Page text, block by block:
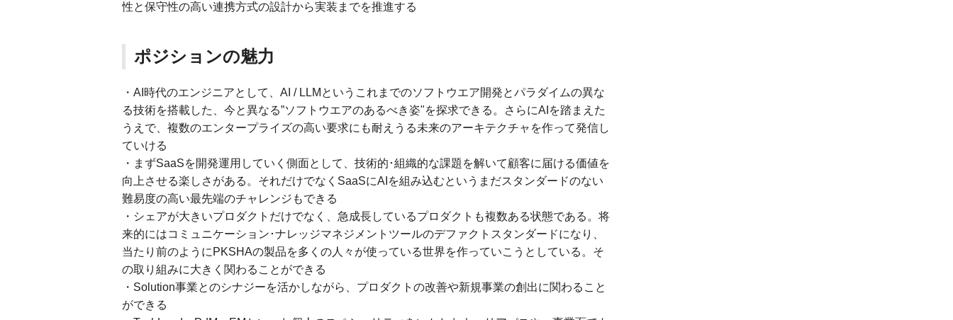
性と保守性の高い連携方式の設計から実装までを推進する
ポジションの魅力
・AI時代のエンジニアとして、AI / LLMというこれまでのソフトウエア開発とパラダイムの異な
る技術を搭載した、今と異なる”ソフトウエアのあるべき姿"を探求できる。さらにAIを踏まえた
うえで、複数のエンタープライズの高い要求にも耐えうる未来のアーキテクチャを作って発信し
ていける
・まずSaaSを開発運用していく側面として、技術的･組織的な課題を解いて顧客に届ける価値を
向上させる楽しさがある。それだけでなくSaaSにAIを組み込むというまだスタンダードのない
難易度の高い最先端のチャレンジもできる
・シェアが大きいプロダクトだけでなく、急成長しているプロダクトも複数ある状態である。将
来的にはコミュニケーション･ナレッジマネジメントツールのデファクトスタンダードになり、
当たり前のようにPKSHAの製品を多くの人々が使っている世界を作っていこうとしている。そ
の取り組みに大きく関わることができる
・Solution事業とのシナジーを活かしながら、プロダクトの改善や新規事業の創出に関わること
ができる